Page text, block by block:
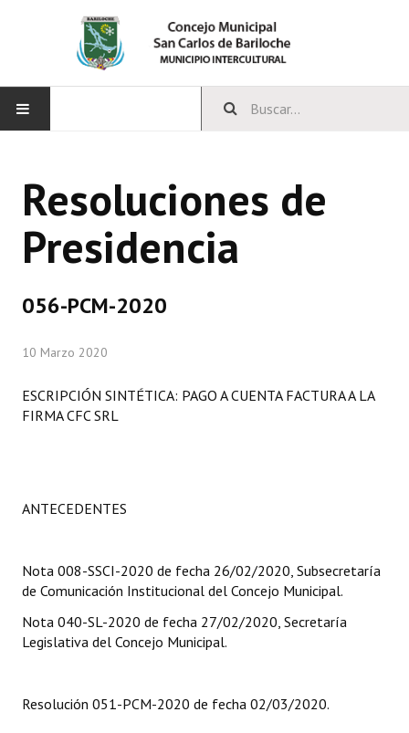
CONCEJO
Bloques Políticos
Comisiones Permanentes
Comisiones Especiales
Concejales Mandato Cumplido
Constitución Nacional
Carta Orgánica 2007
Reglamento Interno
Organigrama
Resoluciones de
Presidencia
056-PCM-2020
10 Marzo 2020
ESCRIPCIÓN SINTÉTICA: PAGO A CUENTA FACTURA A LA
FIRMA CFC SRL
ANTECEDENTES
Nota 008-SSCI-2020 de fecha 26/02/2020, Subsecretaría
de Comunicación Institucional del Concejo Municipal.
Nota 040-SL-2020 de fecha 27/02/2020, Secretaría
Legislativa del Concejo Municipal.
Resolución 051-PCM-2020 de fecha 02/03/2020.